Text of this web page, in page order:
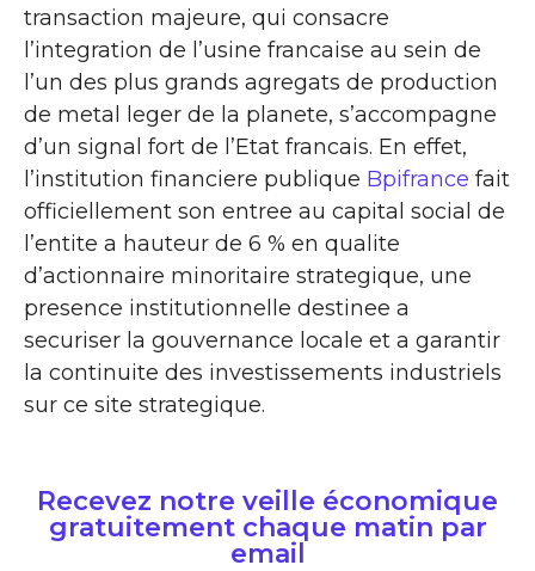
transaction majeure, qui consacre
l’integration de l’usine francaise au sein de
l’un des plus grands agregats de production
de metal leger de la planete, s’accompagne
d’un signal fort de l’Etat francais. En effet,
l’institution financiere publique Bpifrance fait
officiellement son entree au capital social de
l’entite a hauteur de 6 % en qualite
d’actionnaire minoritaire strategique, une
presence institutionnelle destinee a
securiser la gouvernance locale et a garantir
la continuite des investissements industriels
sur ce site strategique.
Recevez notre veille économique
gratuitement chaque matin par
email